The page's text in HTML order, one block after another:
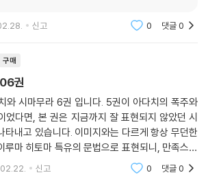
신고 0 댓글0
구매
권
와 시마무라 6권 입니다. 5권이 아다치의 폭주와
었다면, 본 권은 지금까지 잘 표현되지 않았던 시
타내고 있습니다. 이미지와는 다르게 항상 무던한
루마 히토마 특유의 문법으로 표현되니, 만족스럽
다. 다음권이 기대되는 6권이었습니다.
신고 0 댓글0